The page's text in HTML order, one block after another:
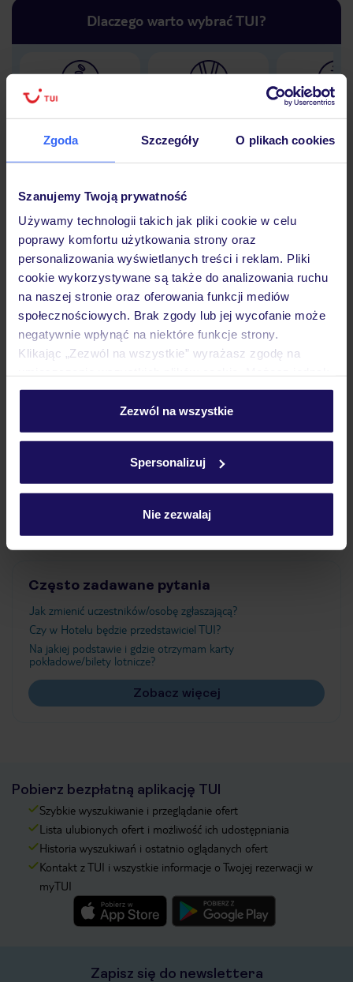
Zgoda Szczegóły O plikach cookies
Szanujemy Twoją prywatność
Używamy technologii takich jak pliki cookie w celu
poprawy komfortu użytkowania strony oraz
personalizowania wyświetlanych treści i reklam. Pliki
cookie wykorzystywane są także do analizowania ruchu
na naszej stronie oraz oferowania funkcji mediów
społecznościowych. Brak zgody lub jej wycofanie może
negatywnie wpłynąć na niektóre funkcje strony.
Klikając „Zezwól na wszystkie” wyrażasz zgodę na
personalizować swój wybór wchodząc w zakładkę
Szczegółowe informacje o plikach cookie znajdziesz
Zezwól na wszystkie
Spersonalizuj
Nie zezwalaj
Dlaczego warto wybrać TUI?
Lider niskich cen
podróży w Polsce
30 lat w
Hotel
Opinie
Pokoje
Ważne informacje
Często zadawane pytania
Jak zmienić uczestników/osobę zgłaszającą?
Czy w Hotelu będzie przedstawiciel TUI?
Na jakiej podstawie i gdzie otrzymam karty
pokładowe/bilety lotnicze?
Zobacz więcej
Pobierz bezpłatną aplikację TUI
Szybkie wyszukiwanie i przeglądanie ofert
Lista ulubionych ofert i możliwość ich udostępniania
Historia wyszukiwań i ostatnio oglądanych ofert
Kontakt z TUI i wszystkie informacje o Twojej rezerwacji w
myTUI
Zapisz się do newslettera